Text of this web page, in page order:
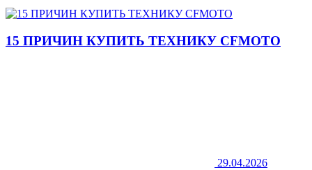
15 ПРИЧИН КУПИТЬ ТЕХНИКУ CFMOTO
29.04.2026